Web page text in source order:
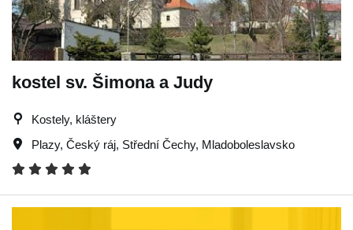
kostel sv. Šimona a Judy
Kostely, kláštery
Plazy, Český ráj, Střední Čechy, Mladoboleslavsko